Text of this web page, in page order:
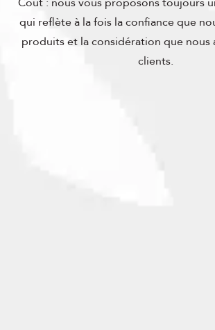
qui reflète à la fois la confiance que
produits et la considération que nous
clients.